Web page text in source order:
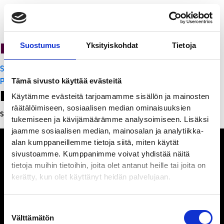
Suostumus Yksityiskohdat Tietoja
Tämä sivusto käyttää evästeitä
Käytämme evästeitä tarjoamamme sisällön ja mainosten
räätälöimiseen, sosiaalisen median ominaisuuksien
tukemiseen ja kävijämäärämme analysoimiseen. Lisäksi
jaamme sosiaalisen median, mainosalan ja analytiikka-
alan kumppaneillemme tietoja siitä, miten käytät
sivustoamme. Kumppanimme voivat yhdistää näitä
tietoja muihin tietoihin, joita olet antanut heille tai joita on
kerätty, kun olet käyttänyt heidän palvelujaan.
valinta
Välttämätön
Ravintola Sofia
Artikkelien
selaus
Sakura Teppanyaki
PanchoVilla
Leave a Reply
Sinun täytyy kirjautua sisään